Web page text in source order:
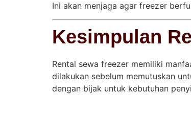
Ini akan menjaga agar freezer
Kesimpulan
Rental sewa freezer memiliki
dilakukan sebelum memutuskan
dengan bijak untuk kebutuhan